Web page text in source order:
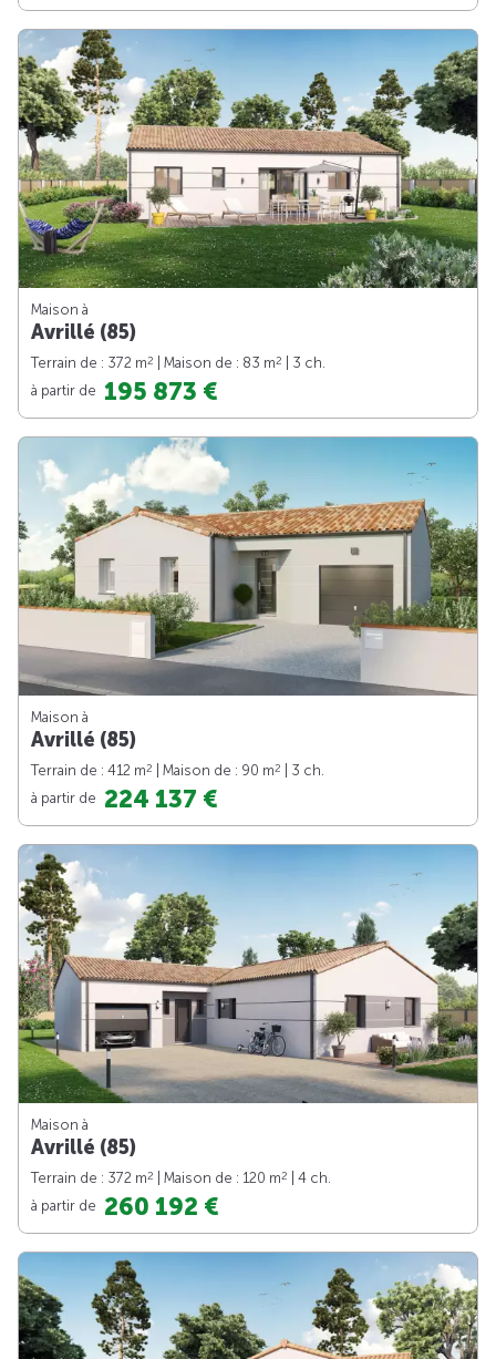
Maison à
Avrillé (85)
Terrain de : 372 m2 | Maison de : 83 m2
| 3 ch.
à partir de 195 873 €
Maison à
Avrillé (85)
Terrain de : 412 m2 | Maison de : 90 m2
| 3 ch.
à partir de 224 137 €
Maison à
Avrillé (85)
Terrain de : 372 m2 | Maison de : 120 m2
| 4 ch.
à partir de 260 192 €